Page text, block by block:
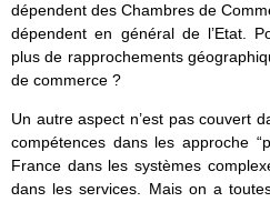
dépendent des Chambres de
dépendent en général de l’Etat.
plus de rapprochements
de commerce ?
Un autre aspect n’est pas couvert
compétences dans les approche
France dans les systèmes
dans les services. Mais on a